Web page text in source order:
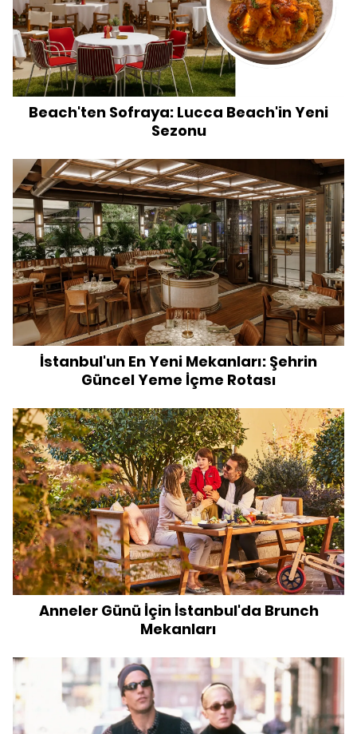
Beach'ten Sofraya: Lucca Beach'in Yeni
Sezonu
İstanbul'un En Yeni Mekanları: Şehrin
Güncel Yeme İçme Rotası
Anneler Günü İçin İstanbul'da Brunch
Mekanları